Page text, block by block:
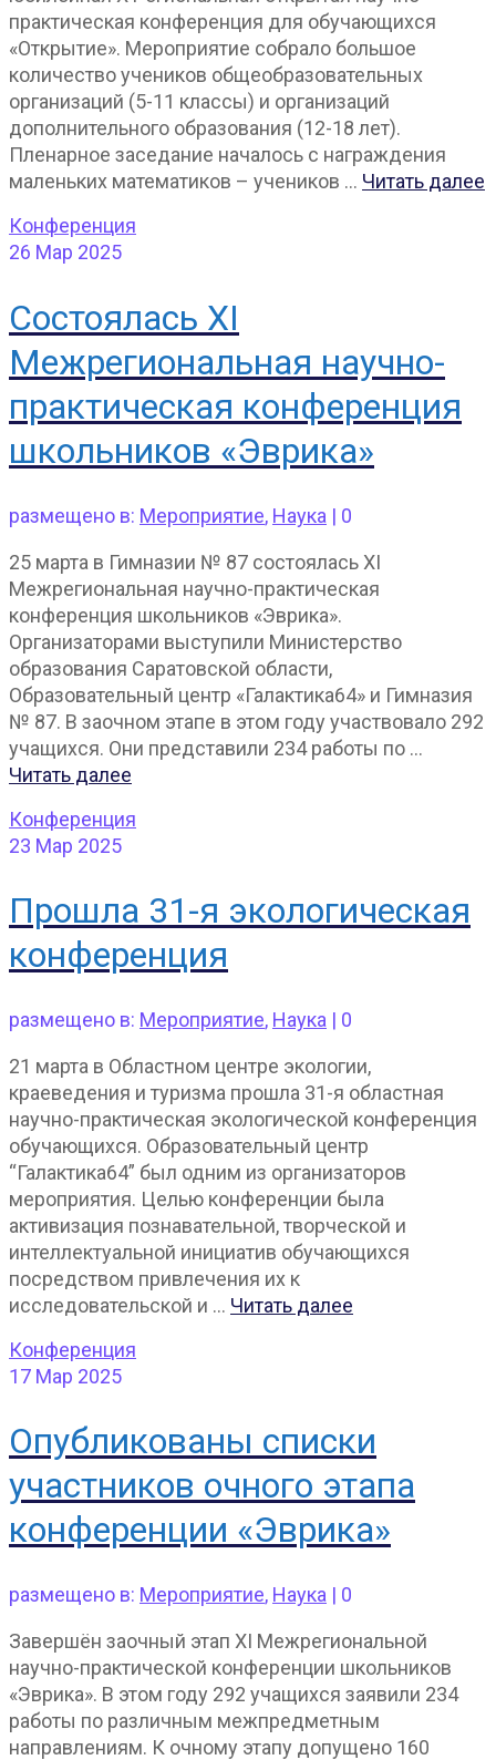
практическая конференция для обучающихся
«Открытие». Мероприятие собрало большое
количество учеников общеобразовательных
организаций (5-11 классы) и организаций
дополнительного образования (12-18 лет).
Пленарное заседание началось с награждения
маленьких математиков – учеников … Читать далее
Конференция
26 Мар 2025
Состоялась XI
Межрегиональная научно-
практическая конференция
школьников «Эврика»
размещено в: Мероприятие, Наука | 0
25 марта в Гимназии № 87 состоялась XI
Межрегиональная научно-практическая
конференция школьников «Эврика».
Организаторами выступили Министерство
образования Саратовской области,
Образовательный центр «Галактика64» и Гимназия
№ 87. В заочном этапе в этом году участвовало 292
учащихся. Они представили 234 работы по …
Читать далее
Конференция
23 Мар 2025
Прошла 31-я экологическая
конференция
размещено в: Мероприятие, Наука | 0
21 марта в Областном центре экологии,
краеведения и туризма прошла 31-я областная
научно-практическая экологической конференция
обучающихся. Образовательный центр
“Галактика64” был одним из организаторов
мероприятия. Целью конференции была
активизация познавательной, творческой и
интеллектуальной инициатив обучающихся
посредством привлечения их к
исследовательской и … Читать далее
Конференция
17 Мар 2025
Опубликованы списки
участников очного этапа
конференции «Эврика»
размещено в: Мероприятие, Наука | 0
Завершён заочный этап XI Межрегиональной
научно-практической конференции школьников
«Эврика». В этом году 292 учащихся заявили 234
работы по различным межпредметным
направлениям. К очному этапу допущено 160